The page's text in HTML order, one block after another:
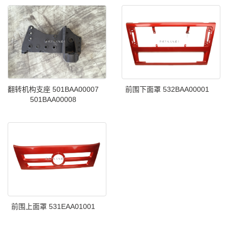
翻转机构支座 501BAA00007
501BAA00008
前围下面罩 532BAA00001
前围上面罩 531EAA01001